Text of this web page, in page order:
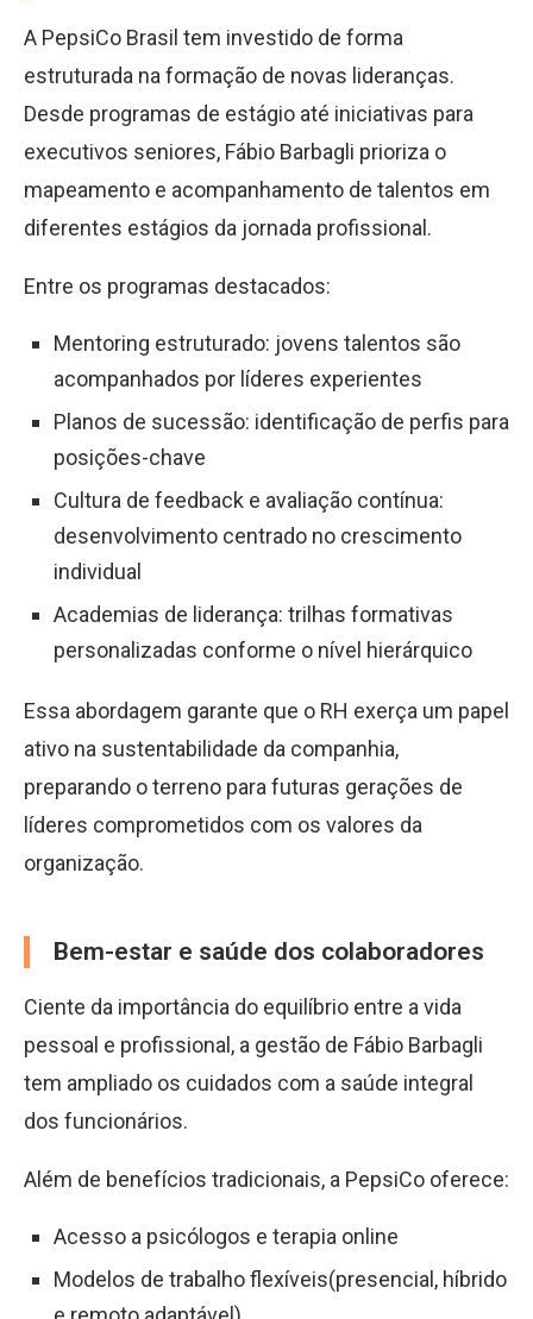
A PepsiCo Brasil tem investido de forma
estruturada na formação de novas lideranças.
Desde programas de estágio até iniciativas para
executivos seniores, Fábio Barbagli prioriza o
mapeamento e acompanhamento de talentos em
diferentes estágios da jornada profissional.
Entre os programas destacados:
Mentoring estruturado: jovens talentos são
acompanhados por líderes experientes
Planos de sucessão: identificação de perfis para
posições-chave
Cultura de feedback e avaliação contínua:
desenvolvimento centrado no crescimento
individual
Academias de liderança: trilhas formativas
personalizadas conforme o nível hierárquico
Essa abordagem garante que o RH exerça um papel
ativo na sustentabilidade da companhia,
preparando o terreno para futuras gerações de
líderes comprometidos com os valores da
organização.
Bem-estar e saúde dos colaboradores
Ciente da importância do equilíbrio entre a vida
pessoal e profissional, a gestão de Fábio Barbagli
tem ampliado os cuidados com a saúde integral
dos funcionários.
Além de benefícios tradicionais, a PepsiCo oferece:
Acesso a psicólogos e terapia online
Modelos de trabalho flexíveis(presencial, híbrido